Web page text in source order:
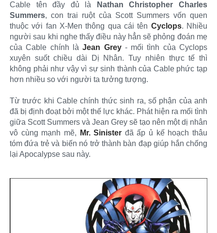
Cable tên đầy đủ là
Nathan Christopher Charles
Summers, con trai ruột của Scott Summers vốn quen
thuộc với fan X-Men thông qua cái tên Cyclops. Nhiều
người sau khi nghe thấy điều này hẳn sẽ phỏng đoán mẹ
của Cable chính làJean Grey- mối tình của Cyclops
xuyên suốt chiều dài Dị Nhân. Tuy nhiên thực tế thì
không phải như vậy vì sự sinh thành của Cable phức tạp
hơn nhiều so với người ta tưởng tượng.
Từ trước khi Cable chính thức sinh ra, số phận của anh
đã bị định đoạt bởi một thế lực khác. Phát hiện ra mối tình
giữa Scott Summers và Jean Grey sẽ tạo nên một dị nhân
vô cùng mạnh mẽ,
Mr. Sinister đã ấp ủ kế hoạch thâu
tóm đứa trẻ và biến nó trở thành bàn đạp giúp hắn chống
lại Apocalypse sau này.